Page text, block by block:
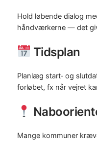
Hold løbende dialog
håndværkerne — det
Tidsplan
Planlæg start‑ og
forløbet, fx når vejret
Mange kommuner